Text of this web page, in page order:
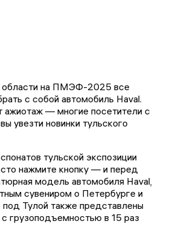
области на ПМЭФ-2025 все
с собой автомобиль Haval.
ажиотаж — многие посетители с
увезти новинки тульского
тульской экспозиции
нажмите кнопку — и перед
модель автомобиля Haval,
сувениром о Петербурге и
под Тулой также представлены
грузоподъемностью в 15 раз